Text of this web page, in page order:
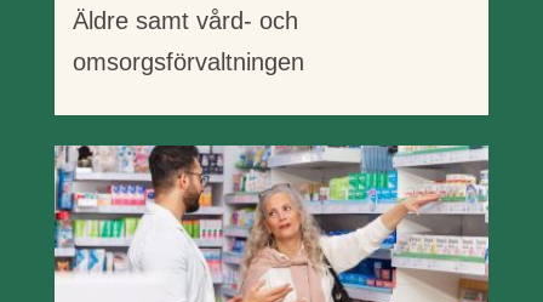
Äldre samt vård- och
omsorgsförvaltningen